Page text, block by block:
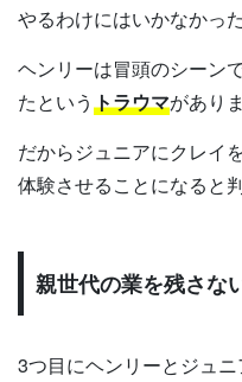
やるわけにはいかなかっ
ヘンリーは冒頭のシーン
たというトラウマがあり
だからジュニアにクレイ
体験させることになると
親世代の業を残さな
3つ目にヘンリーとジュ